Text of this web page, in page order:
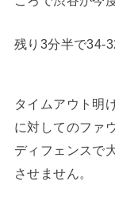
残り3分半で34-
タイムアウト明
に対してのファ
ディフェンスで
させません。